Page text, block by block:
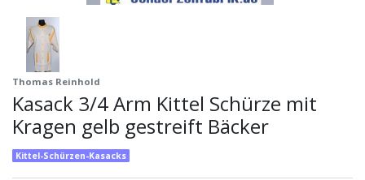
Thomas Reinhold
Kasack 3/4 Arm Kittel Schürze mit
Kragen gelb gestreift Bäcker
Kittel-Schürzen-Kasacks